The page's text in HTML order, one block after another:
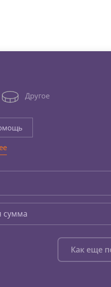
Другое
сумма
Как еще